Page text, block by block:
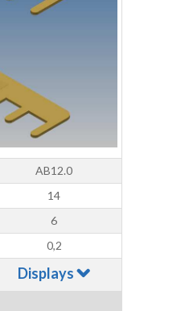
AB12.0
14
6
0,2
Displays